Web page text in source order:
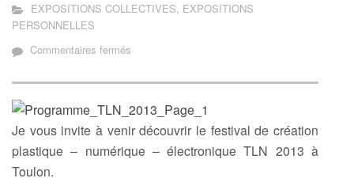
EXPOSITIONS COLLECTIVES, EXPOSITIONS
PERSONNELLES
Commentaires fermés
TLN
à
TOULON
Je vous invite à venir découvrir le festival de création
plastique – numérique – électronique TLN 2013 à
Toulon.